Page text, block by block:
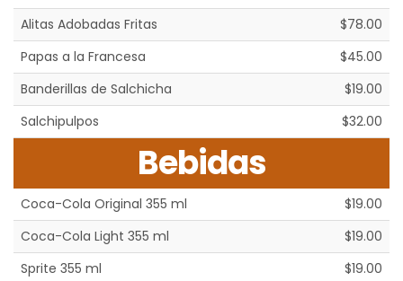
Alitas Adobadas Fritas
$78.00
Papas a la Francesa
$45.00
Banderillas de Salchicha
$19.00
Salchipulpos
$32.00
Bebidas
Coca-Cola Original 355 ml
$19.00
Coca-Cola Light 355 ml
$19.00
Sprite 355 ml
$19.00